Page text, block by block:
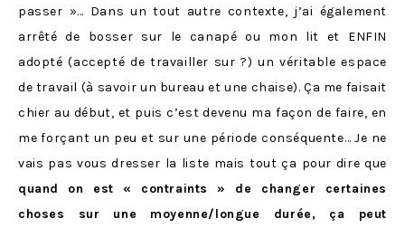
passer »… Dans un tout autre contexte, j’ai également
arrêté de bosser sur le canapé ou mon lit et ENFIN
adopté (accepté de travailler sur ?) un véritable espace
de travail (à savoir un bureau et une chaise). Ça me faisait
chier au début, et puis c’est devenu ma façon de faire, en
me forçant un peu et sur une période conséquente… Je ne
vais pas vous dresser la liste mais tout ça pour dire que
quand on est « contraints » de changer certaines
choses sur une moyenne/longue durée, ça peut